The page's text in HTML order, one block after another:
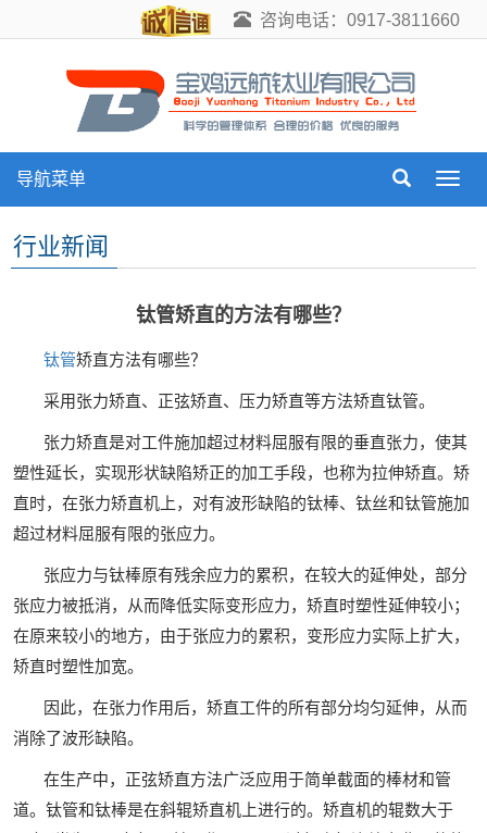
咨询电话：0917-3811660
导
导航菜单
行业新闻
钛管矫直的方法有哪些？
钛管矫直方法有哪些？
采用张力矫直、正弦矫直、压力矫直等方法矫直钛管。
张力矫直是对工件施加超过材料屈服有限的垂直张力，使其
塑性延长，实现形状缺陷矫正的加工手段，也称为拉伸矫直。矫
直时，在张力矫直机上，对有波形缺陷的钛棒、钛丝和钛管施加
超过材料屈服有限的张应力。
张应力与钛棒原有残余应力的累积，在较大的延伸处，部分
张应力被抵消，从而降低实际变形应力，矫直时塑性延伸较小；
在原来较小的地方，由于张应力的累积，变形应力实际上扩大，
矫直时塑性加宽。
因此，在张力作用后，矫直工件的所有部分均匀延伸，从而
消除了波形缺陷。
在生产中，正弦矫直方法广泛应用于简单截面的棒材和管
道。钛管和钛棒是在斜辊矫直机上进行的。矫直机的辊数大于